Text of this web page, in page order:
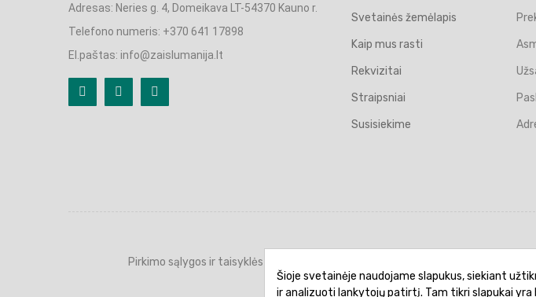
Adresas: Neries g. 4, Domeikava LT-54370 Kauno r.
Telefono numeris: +370 641 17898
El.paštas: info@zaislumanija.lt
Svetainės žemėlapis
Kaip mus rasti
Rekvizitai
Straipsniai
Susisiekime
Pirkimo sąlygos ir taisyklės
Šioje svetainėje naudojame slapukus, siekiant
ir analizuoti lankytojų patirtį. Tam tikri slapukai